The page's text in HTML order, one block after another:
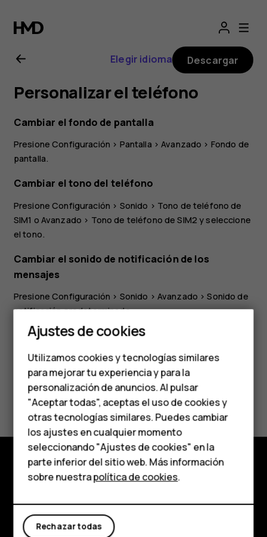
Manual
del
usuario
de
Nokia
G20
Smartphones
Teléfonos de gama
media
Teléfonos para
personas mayores
HMD Terra M
Comprar
Mi cuenta
Elegir idioma Descargar
Personalizar el teléfono
Cambiar el fondo de pantalla
PresioneConfiguración > Pantalla >Avanzado > Fondo de
pantalla.
Cambiar el tono del teléfono
PresioneConfiguración > Sonido > Tono de teléfono de
SIM1 o Avanzado > Tono de teléfono de SIM2 y seleccione
el tono.
Cambiar el sonido de notificación de los
mensajes
PresioneConfiguración > Sonido > Avanzado >Sonido de
notificación predeterminado.
¿Te ha parecido útil?
Sí No
Comprar
Acerca de
Planet and people
Ajustes de cookies
Utilizamos cookies y tecnologías similares
para mejorar tu experiencia y para la
personalización de anuncios. Al pulsar
"Aceptar todas", aceptas el uso de cookies y
otras tecnologías similares. Puedes cambiar
los ajustes en cualquier momento
seleccionando "Ajustes de cookies" en la
parte inferior del sitio web. Más información
sobre nuestrapolítica de cookies.
Rechazar todas